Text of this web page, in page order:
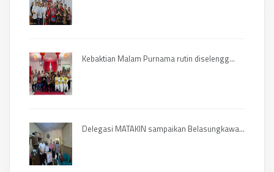
Kebaktian Malam Purnama rutin diselengg...
Delegasi MATAKIN sampaikan Belasungkawa...